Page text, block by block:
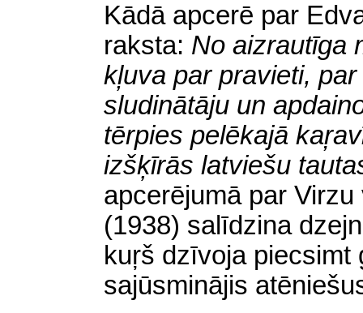
Kādā apcerē par
raksta: No aizrautīga
kļuva par pravieti,
sludinātāju un
tērpies pelēkajā
izšķīrās latviešu
apcerējumā par
(1938) salīdzina
kuŗš dzīvoja piecsimt
sajūsminājis